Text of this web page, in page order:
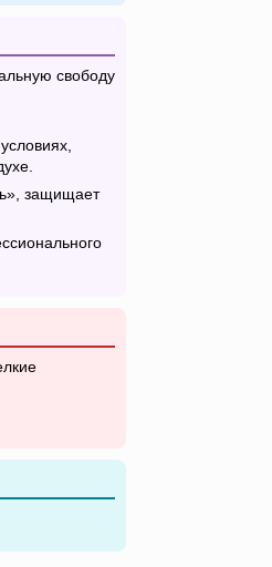
свободу
защищает